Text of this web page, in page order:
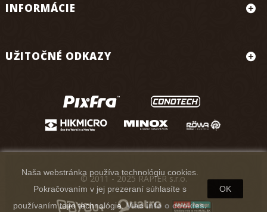
INFORMÁCIE
UŽITOČNÉ ODKAZY
Naša webstránka používa technológiu cookies.
Pokračovaním v jej prezeraní súhlasíte s
používaním tejto technológie.Viac info o cookies.
OK
© 2011 - 2025 RAPIER s.r.o.